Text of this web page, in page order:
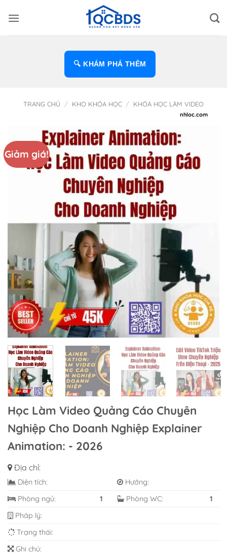
qua
🔍 KHÁM PHÁ THÊM
TRANG CHỦ / KHO KHÓA HỌC / KHÓA HỌC LÀM VIDEO
Giảm giá!
Học Làm Video Quảng Cáo Chuyên
Nghiệp Cho Doanh Nghiệp Explainer
Animation: - 2026
Địa chỉ:
Diện tích:
Hướng:
Phòng ngủ:
1 Phòng WC:
1
Pháp lý:
Trạng thái:
Ghi chú: